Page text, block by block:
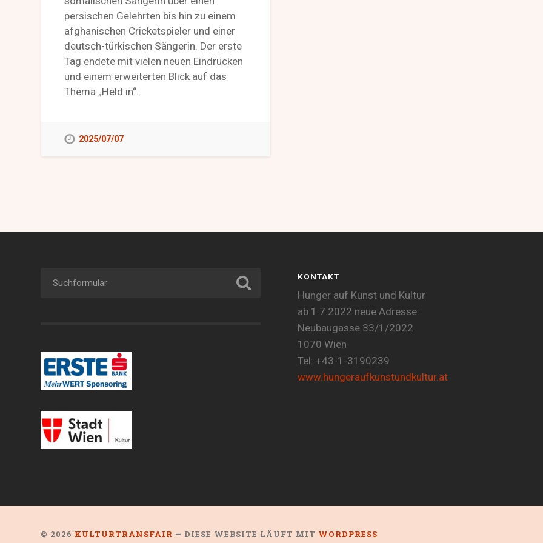
persischen Gelehrten bis hin zu einem
afghanischen Cricketspieler und einer
deutsch-türkischen Sängerin. Der erste
Tag endete mit vielen neuen Eindrücken
und einem erweiterten Blick auf das
Thema „Held:in“.
2025/07/07
KONTAKT
Hunger auf Kunst und Kultur
ab 1.7.2022 neue Adresse:
Neubaugasse 33/1/2022
1070 Wien
Tel: +43-1-3190239
www.hungeraufkunstundkultur.at
© 2026 KULTURTRANSFAIR — DIESE WEBSITE LÄUFT MIT WORDPRESS